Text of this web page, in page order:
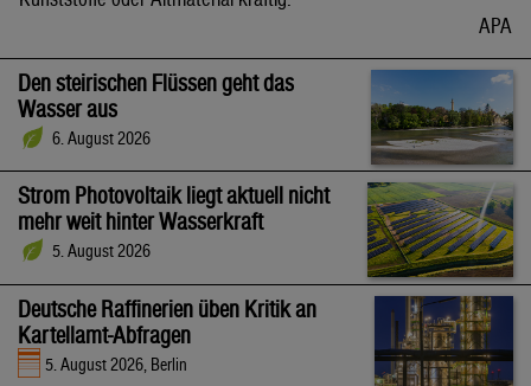
APA
Den steirischen Flüssen geht das
Wasser aus
6. August 2026
Strom Photovoltaik liegt aktuell nicht
mehr weit hinter Wasserkraft
5. August 2026
Deutsche Raffinerien üben Kritik an
Kartellamt-Abfragen
5. August 2026, Berlin